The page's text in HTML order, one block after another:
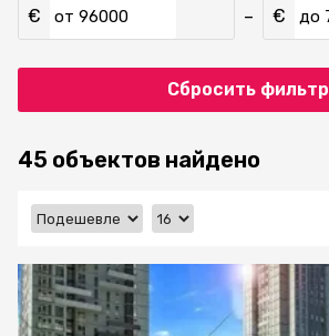
€ от – € до
Сбросить фильтр
45 объектов найдено